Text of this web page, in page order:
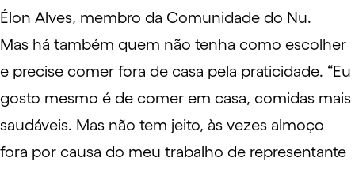
Élon Alves, membro da Comunidade do Nu.
Mas há também quem não tenha como escolher
e precise comer fora de casa pela praticidade. “Eu
gosto mesmo é de comer em casa, comidas mais
saudáveis. Mas não tem jeito, às vezes almoço
fora por causa do meu trabalho de representante